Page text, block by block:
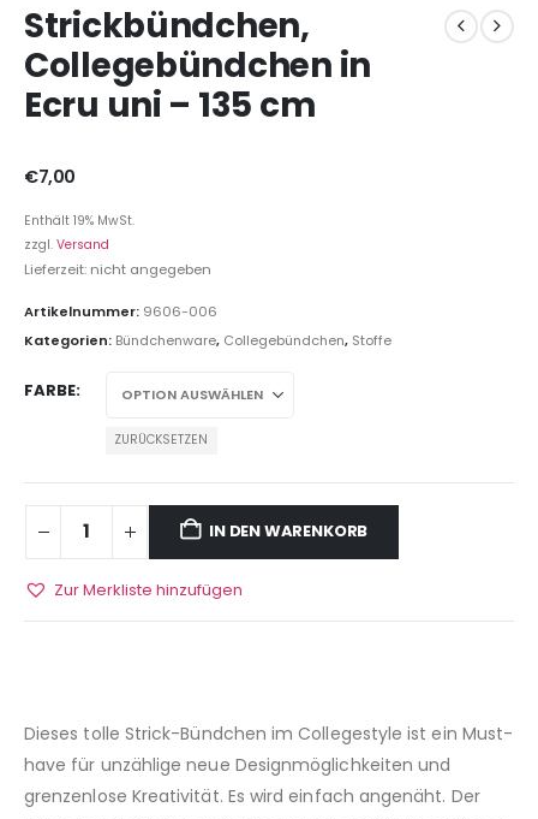
Strickbündchen,
Collegebündchen in
Ecru uni – 135 cm
€7,00
Enthält 19% MwSt.
zzgl. Versand
Lieferzeit: nicht angegeben
Artikelnummer: 9606-006
Kategorien: Bündchenware, Collegebündchen, Stoffe
FARBE
ZURÜCKSETZEN
IN DEN WARENKORB
Zur Merkliste hinzufügen
Dieses tolle Strick-Bündchen im Collegestyle ist ein Must-
have für unzählige neue Designmöglichkeiten und
grenzenlose Kreativität. Es wird einfach angenäht. Der